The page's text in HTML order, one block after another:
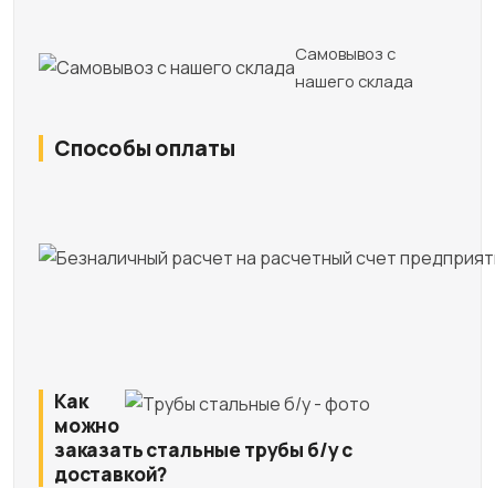
Самовывоз с
нашего склада
Способы оплаты
Как
можно
заказать стальные трубы б/у с
доставкой?